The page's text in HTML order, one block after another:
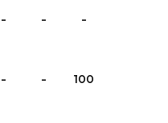
- - -
- - 100